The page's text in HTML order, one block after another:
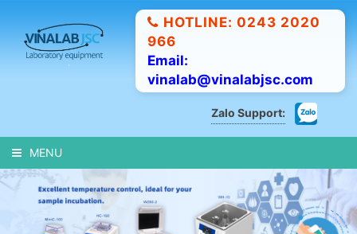
HOTLINE: 0243 2020
966
Email:
vinalab@vinalabjsc.com
Zalo Support:
MENU